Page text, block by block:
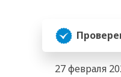
27 февраля